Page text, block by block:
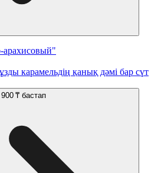
карамельдің қанық дәмі бар сүт
₸ бастап